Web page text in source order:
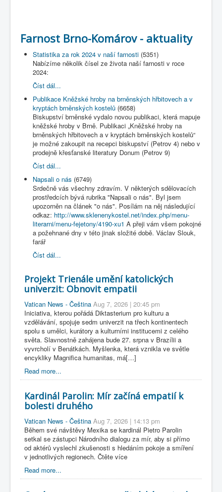
Farnost Brno-Komárov - aktuality
Statistika za rok 2024 v naší farnosti (5351)
Nabízíme několik čísel ze života naší farnosti v roce
2024:
Číst dál...
Publikace Kněžské hroby na brněnských hřbitovech a v
kryptách brněnských kostelů (6658)
Biskupství brněnské vydalo novou publikaci, která mapuje
kněžské hroby v Brně. Publikaci „Kněžské hroby na
brněnských hřbitovech a v kryptách brněnských kostelů“
je možné zakoupit na recepci biskupství (Petrov 4) nebo v
prodejně křesťanské literatury Donum (Petrov 9)
Číst dál...
Napsali o nás (6749)
Srdečně vás všechny zdravím. V některých sdělovacích
prostředcích bývá rubrika "Napsali o nás". Byl jsem
upozorněn na článek "o nás". Posílám na něj následující
odkaz: http://www.sklenenykostel.net/index.php/menu-
literarni/menu-fejetony/4190-xu1 A přeji vám všem pokojné
a požehnané dny v této jinak složité době. Václav Slouk,
farář
Číst dál...
Projekt Trienále umění katolických
univerzit: Obnovit empatii
Vatican News - Čeština Aug 7, 2026 | 20:45 pm
Iniciativa, kterou pořádá Diktasterium pro kulturu a
vzdělávání, spojuje sedm univerzit na třech kontinentech
spolu s umělci, kurátory a kulturními institucemi z celého
světa. Slavnostně zahájena bude 27. srpna v Brazílii a
vyvrcholí v Benátkách. Myšlenka, která vznikla ve světle
encykliky Magnifica humanitas, má[…]
Read more...
Kardinál Parolin: Mír začíná empatií k
bolesti druhého
Vatican News - Čeština Aug 7, 2026 | 14:13 pm
Během své návštěvy Mexika se kardinál Pietro Parolin
setkal se zástupci Národního dialogu za mír, aby si přímo
od aktérů vyslechl zkušenosti s hledáním pokoje a smíření
v jednotlivých regionech. Čtěte více
Read more...